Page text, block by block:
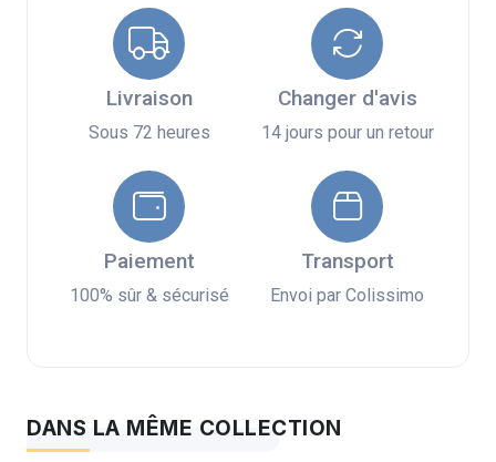
Livraison
Sous 72 heures
Changer d'avis
14 jours pour un retour
Paiement
100% sûr & sécurisé
Transport
Envoi par Colissimo
DANS LA MÊME COLLECTION